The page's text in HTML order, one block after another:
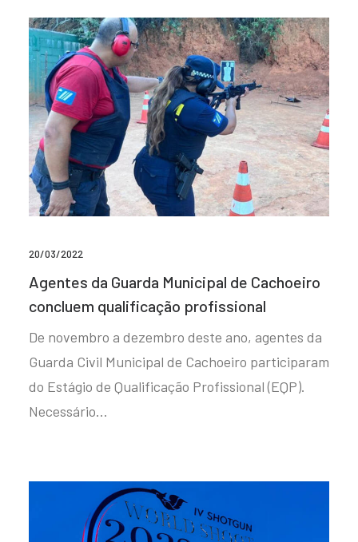
20/03/2022
Agentes da Guarda Municipal de Cachoeiro
concluem qualificação profissional
De novembro a dezembro deste ano, agentes da
Guarda Civil Municipal de Cachoeiro participaram
do Estágio de Qualificação Profissional (EQP).
Necessário…